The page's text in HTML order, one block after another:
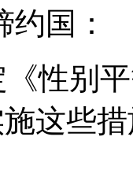
国：
《性别
这些